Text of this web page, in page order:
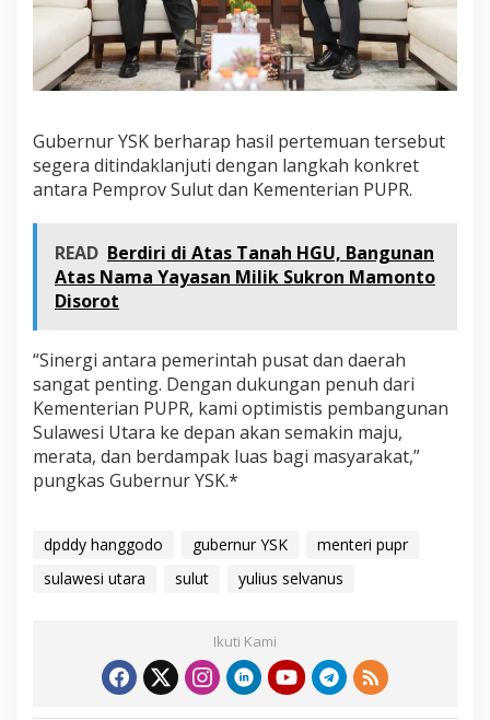
Gubernur YSK berharap hasil pertemuan tersebut
segera ditindaklanjuti dengan langkah konkret
antara Pemprov Sulut dan Kementerian PUPR.
READ Berdiri di Atas Tanah HGU, Bangunan
Atas Nama Yayasan Milik Sukron Mamonto
Disorot
“Sinergi antara pemerintah pusat dan daerah
sangat penting. Dengan dukungan penuh dari
Kementerian PUPR, kami optimistis pembangunan
Sulawesi Utara ke depan akan semakin maju,
merata, dan berdampak luas bagi masyarakat,”
pungkas Gubernur YSK.*
dpddy hanggodo gubernur YSK
menteri pupr
sulawesi utara
sulut yulius selvanus
Ikuti Kami